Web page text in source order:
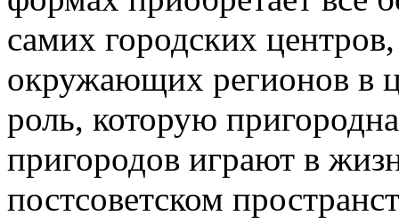
самих городских
окружающих регионов в
роль, которую
пригородов играют в
постсоветском